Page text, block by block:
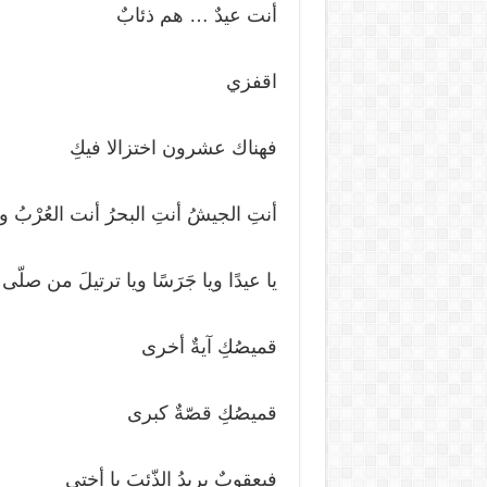
أنت عيدٌ … هم ذئابٌ
اقفزي
فهناك عشرون اختزالا فيكِ
أنتِ الجيشُ أنتِ البحرُ أنت العُرْبُ
يا عيدًا ويا جَرَسًا ويا ترتيلَ من صلّى
قميصُكِ آيةٌ أخرى
قميصُكِ قصّةٌ كبرى
فيعقوبٌ يريدُ الذّئبَ يا أختي